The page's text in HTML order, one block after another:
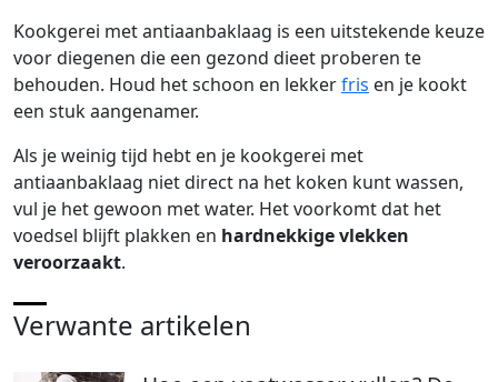
Kookgerei met antiaanbaklaag is een uitstekende keuze
voor diegenen die een gezond dieet proberen te
behouden. Houd het schoon en lekkerfris en je kookt
een stuk aangenamer.
Als je weinig tijd hebt en je kookgerei met
antiaanbaklaag niet direct na het koken kunt wassen,
vul je het gewoon met water. Het voorkomt dat het
voedsel blijft plakken en hardnekkige vlekken
veroorzaakt.
Verwante artikelen